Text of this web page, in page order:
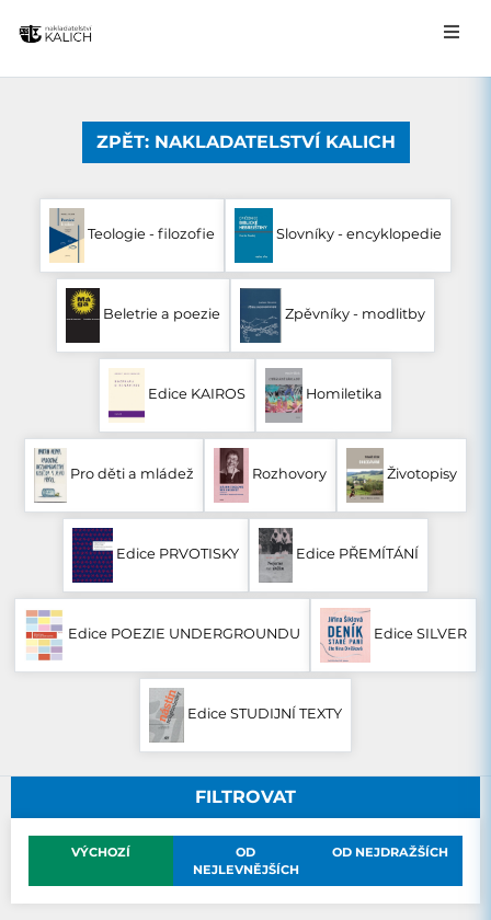
ZPĚT: NAKLADATELSTVÍ KALICH
Teologie - filozofie Slovníky - encyklopedie
Beletrie a poezie Zpěvníky - modlitby
Edice KAIROS Homiletika
Pro děti a mládež Rozhovory Životopisy
Edice PRVOTISKY Edice PŘEMÍTÁNÍ
Edice POEZIE UNDERGROUNDU Edice SILVER
Edice STUDIJNÍ TEXTY
FILTROVAT
VÝCHOZÍ
OD
NEJLEVNĚJŠÍCH
OD NEJDRAŽŠÍCH